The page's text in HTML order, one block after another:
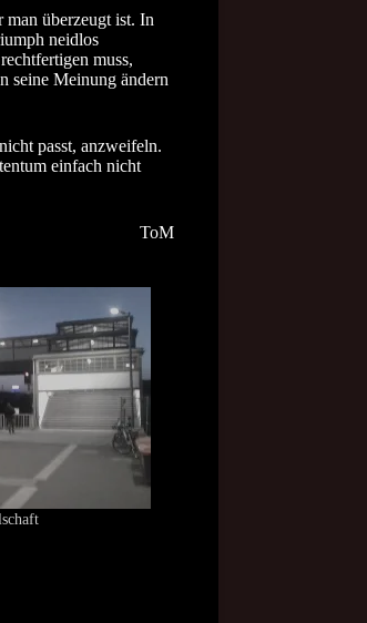
man überzeugt ist. In
neidlos
muss,
seine Meinung ändern
passt, anzweifeln.
einfach nicht
ToM